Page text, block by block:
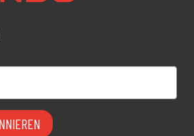
einverstanden.